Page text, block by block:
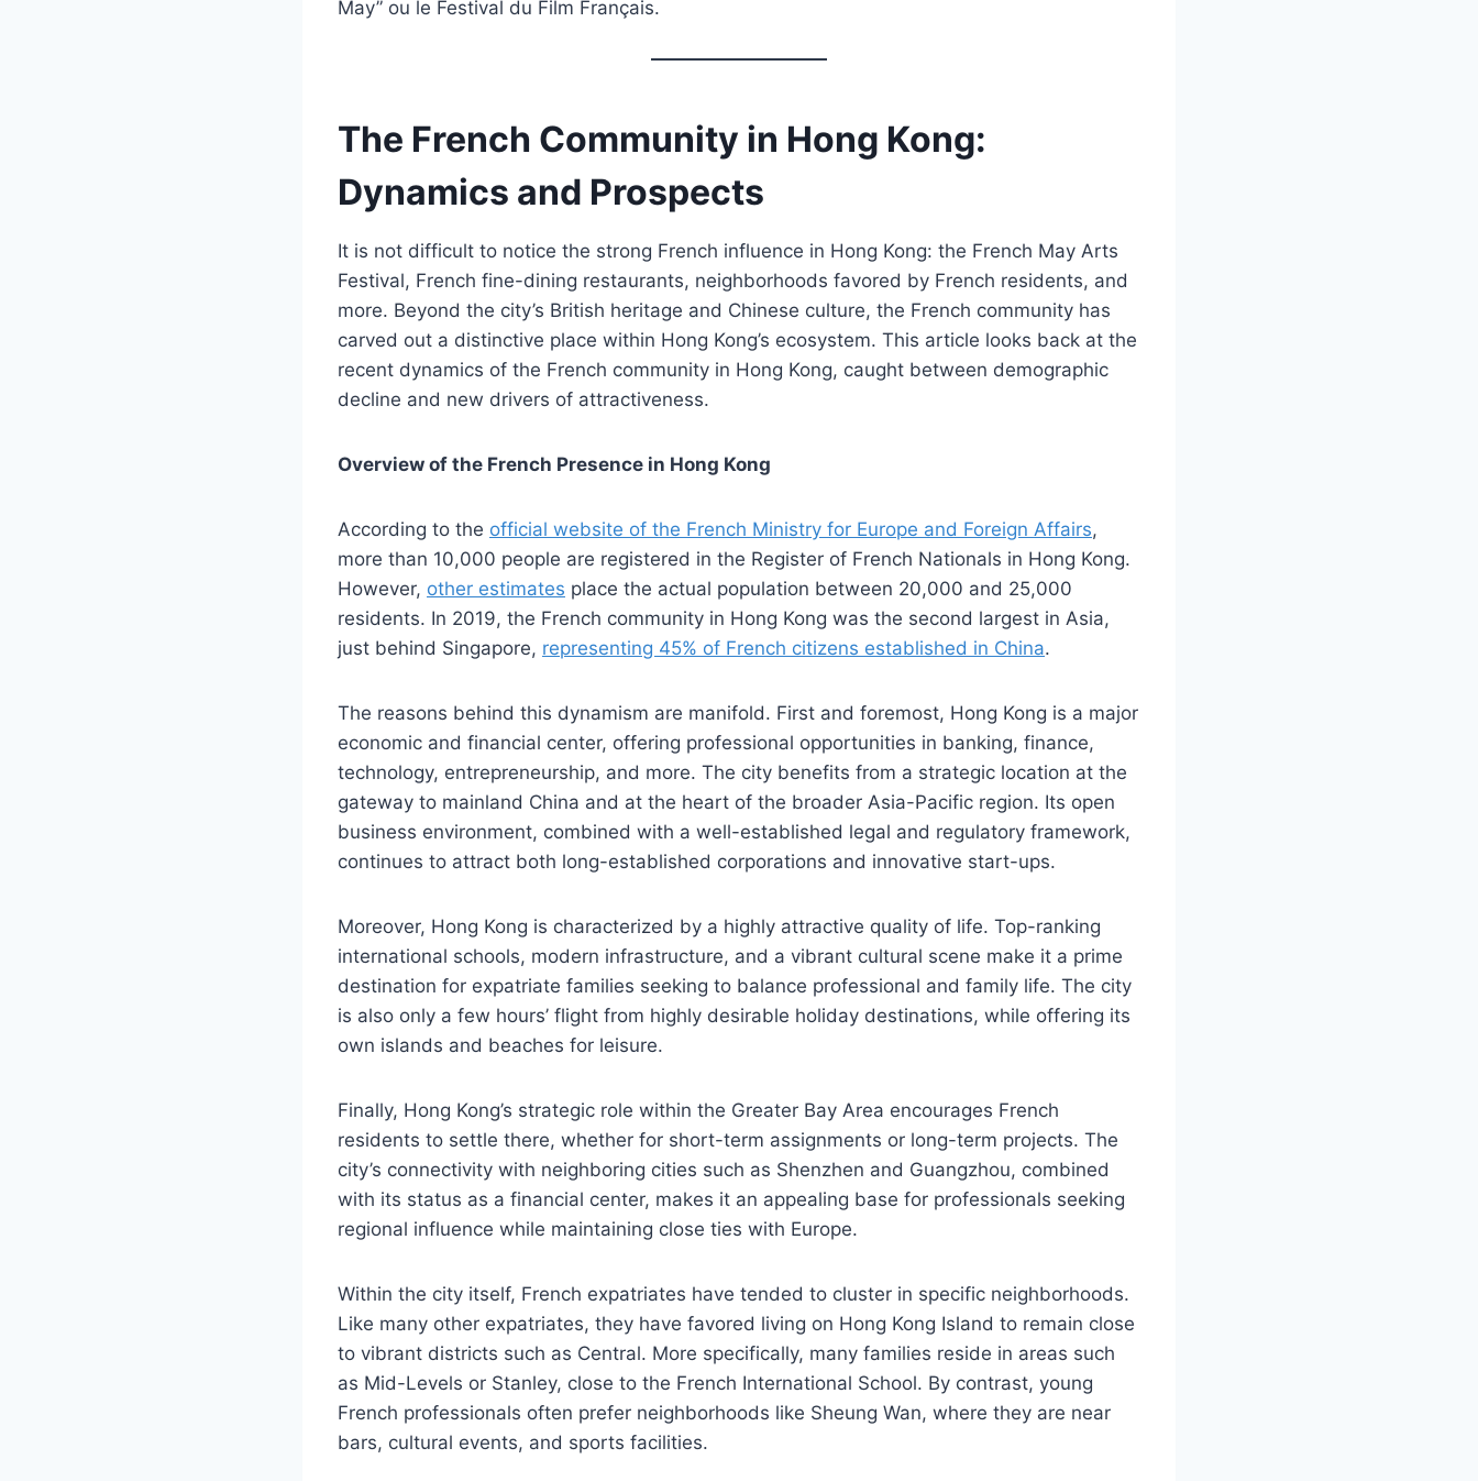
May” ou le Festival du Film Français.
The French Community in Hong Kong:
Dynamics and Prospects
It is not difficult to notice the strong French influence in Hong Kong: the French May Arts
Festival, French fine-dining restaurants, neighborhoods favored by French residents, and
more. Beyond the city’s British heritage and Chinese culture, the French community has
carved out a distinctive place within Hong Kong’s ecosystem. This article looks back at the
recent dynamics of the French community in Hong Kong, caught between demographic
decline and new drivers of attractiveness.
Overview of the French Presence in Hong Kong
According to the official website of the French Ministry for Europe and Foreign Affairs,
more than 10,000 people are registered in the Register of French Nationals in Hong Kong.
However, other estimates place the actual population between 20,000 and 25,000
residents. In 2019, the French community in Hong Kong was the second largest in Asia,
just behind Singapore, representing 45% of French citizens established in China.
The reasons behind this dynamism are manifold. First and foremost, Hong Kong is a major
economic and financial center, offering professional opportunities in banking, finance,
technology, entrepreneurship, and more. The city benefits from a strategic location at the
gateway to mainland China and at the heart of the broader Asia-Pacific region. Its open
business environment, combined with a well-established legal and regulatory framework,
continues to attract both long-established corporations and innovative start-ups.
Moreover, Hong Kong is characterized by a highly attractive quality of life. Top-ranking
international schools, modern infrastructure, and a vibrant cultural scene make it a prime
destination for expatriate families seeking to balance professional and family life. The city
is also only a few hours’ flight from highly desirable holiday destinations, while offering its
own islands and beaches for leisure.
Finally, Hong Kong’s strategic role within the Greater Bay Area encourages French
residents to settle there, whether for short-term assignments or long-term projects. The
city’s connectivity with neighboring cities such as Shenzhen and Guangzhou, combined
with its status as a financial center, makes it an appealing base for professionals seeking
regional influence while maintaining close ties with Europe.
Within the city itself, French expatriates have tended to cluster in specific neighborhoods.
Like many other expatriates, they have favored living on Hong Kong Island to remain close
to vibrant districts such as Central. More specifically, many families reside in areas such
as Mid-Levels or Stanley, close to the French International School. By contrast, young
French professionals often prefer neighborhoods like Sheung Wan, where they are near
bars, cultural events, and sports facilities.